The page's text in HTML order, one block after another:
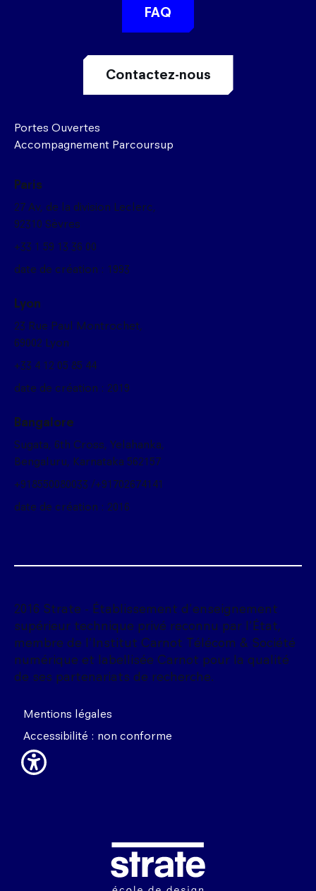
Image
2016 Strate - Établissement d'enseignement
supérieur technique privé reconnu par l'État,
membre de l'Institut Carnot Télécom & Société
numérique et labellisée Carnot pour la qualité
de ses partenariats de recherche.
Mentions légales
Accessibilité : non conforme
Portes Ouvertes
Accompagnement Parcoursup
FAQ
Contactez-nous
Paris
27 Av, de la division Leclerc,
92310 Sèvres
+33 1 59 13 36 00
date de création : 1993
Lyon
23 Rue Paul Montrochet,
69002 Lyon
+33 4 12 05 85 44
date de création : 2019
Bangalore
Sugata, 6th Cross, Yelahanka,
Bengaluru, Karnataka 562157
+918550080033 /+91702674141
date de création : 2016